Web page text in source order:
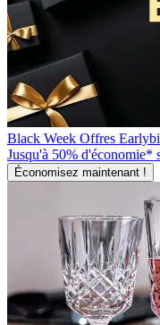
Black Week Offres
Jusqu'à 50% d'économie*
Économisez maintenant !